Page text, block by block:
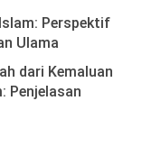
Perspektif
Ulama
dari Kemaluan
Penjelasan